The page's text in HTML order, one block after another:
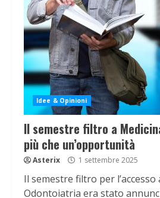
Idee & Opinioni
Il semestre filtro a
più che un’opportunità
Asterix 1 settembre 2025
Il semestre filtro per l’accesso
Odontoiatria era stato